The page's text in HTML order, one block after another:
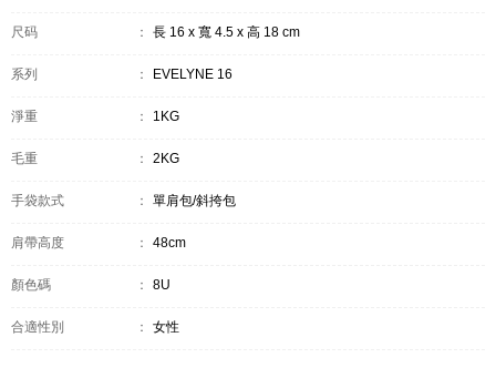
尺码 ： 長 16 x 寬 4.5 x 高 18 cm
系列 ： EVELYNE 16
淨重 ： 1KG
毛重 ： 2KG
手袋款式 ： 單肩包/斜挎包
肩帶高度 ： 48cm
顏色碼 ： 8U
合適性別 ： 女性